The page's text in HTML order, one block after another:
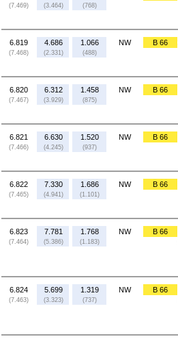
(7.469) (3.464) (768)
6.819
(7.468)
4.686
(2.331)
1.066
(488)
NW B 66
6.820
(7.467)
6.312
(3.929)
1.458
(875)
NW B 66
6.821
(7.466)
6.630
(4.245)
1.520
(937)
NW B 66
6.822
(7.465)
7.330
(4.941)
1.686
(1.101)
NW B 66
6.823
(7.464)
7.781
(5.386)
1.768
(1.183)
NW B 66
6.824
(7.463)
5.699
(3.323)
1.319
(737)
NW B 66